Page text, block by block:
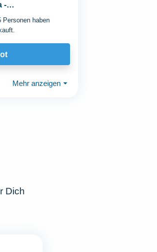
-
Personen haben
Mehr anzeigen ⏷
Dich